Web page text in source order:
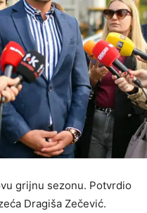
grijnu sezonu. Potvrdio
Dragiša Zečević.